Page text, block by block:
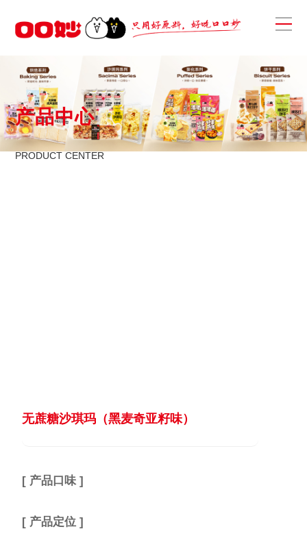
产品中心
PRODUCT CENTER
无蔗糖沙琪玛（黑麦奇亚籽味）
[ 产品口味 ]
[ 产品定位 ]